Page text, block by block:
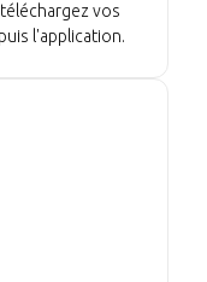
vos
l'application.